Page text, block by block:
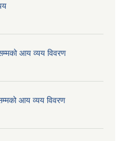
आय व्यय विवरण
आय व्यय विवरण